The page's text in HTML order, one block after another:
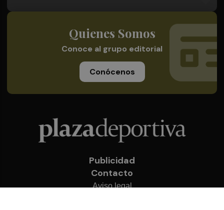
Quienes Somos
Conoce al grupo editorial
Conócenos
Publicidad
Contacto
Aviso legal